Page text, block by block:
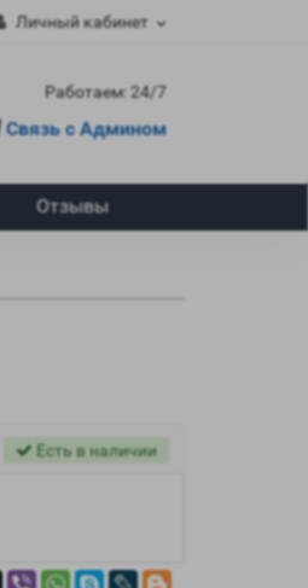
Личный кабинет
Работаем: 24/7
Связь с Админом
Отзывы
Есть в наличии